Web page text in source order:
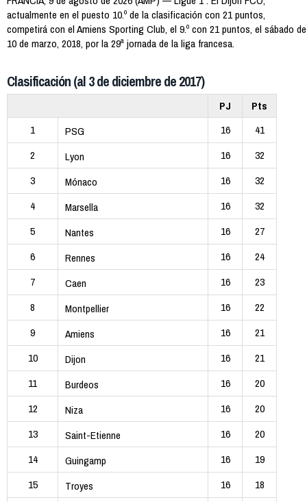
actualmente en el puesto 10.º de la clasificación con 21 puntos,
competirá con el Amiens Sporting Club, el 9.º con 21 puntos, el sábado de
10 de marzo, 2018, por la 29ª jornada de la liga francesa.
Clasificación (al 3 de diciembre de 2017)
PJ
Pts
1
PSG 16
41
2
Lyon 16
32
3
Mónaco 16
32
4
Marsella 16
32
5
Nantes 16
27
6
Rennes 16
24
7
Caen 16
23
8
Montpellier 16
22
9
Amiens 16
21
10
Dijon 16
21
11
Burdeos 16
20
12
Niza 16
20
13
Saint-Etienne 16
20
14
Guingamp 16
19
15
Troyes 16
18